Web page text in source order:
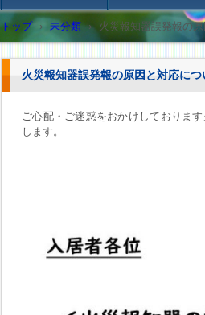
トップ › 未分類 › 火災報知器誤発報の
火災報知器誤発報の原因と対応につ
ご心配・ご迷惑をおかけしておりま
します。